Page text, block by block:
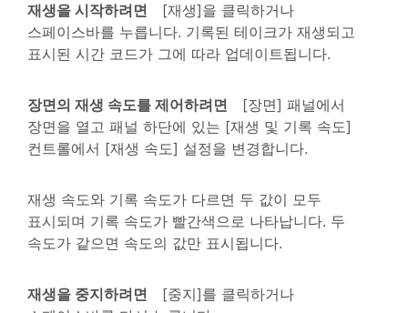
재생을 시작하려면
[재생]을 클릭하거나
스페이스바를 누릅니다. 기록된 테이크가 재생되고
표시된 시간 코드가 그에 따라 업데이트됩니다.
장면의 재생 속도를 제어하려면
[장면] 패널에서
장면을 열고 패널 하단에 있는 [재생 및 기록 속도]
컨트롤에서 [재생 속도] 설정을 변경합니다.
재생 속도와 기록 속도가 다르면 두 값이 모두
표시되며 기록 속도가 빨간색으로 나타납니다. 두
속도가 같으면 속도의 값만 표시됩니다.
재생을 중지하려면
[중지]를 클릭하거나